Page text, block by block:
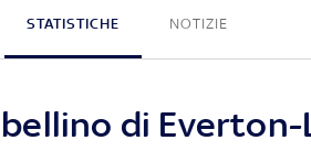
STATISTICHE NOTIZIE
di